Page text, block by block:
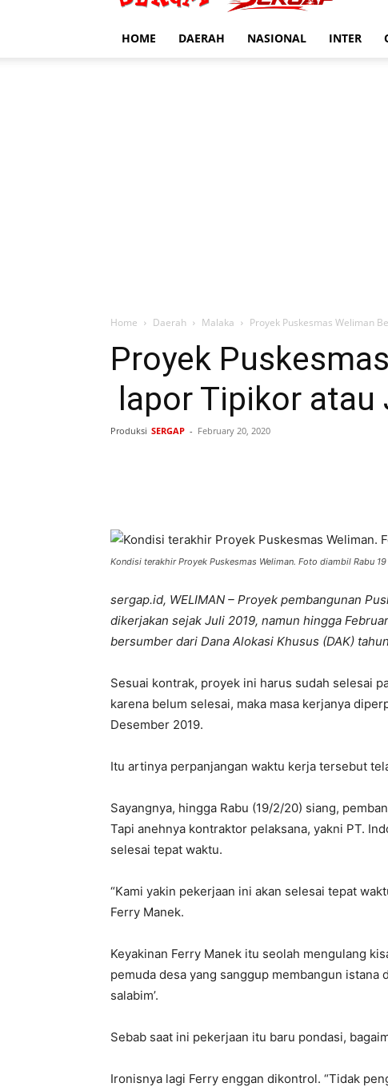
HOME DAERAH NASIONAL INTER
Home Daerah Malaka Proyek Puskesmas Weliman
Proyek
lapor Tipikor
Produksi SERGAP - February 20, 2020
Kondisi terakhir Proyek Puskesmas Weliman. Foto diambil Rabu
sergap.id, WELIMAN – Proyek pembangunan
dikerjakan sejak Juli 2019, namun hingga
bersumber dari Dana Alokasi Khusus (DAK)
Sesuai kontrak, proyek ini harus sudah selesai
karena belum selesai, maka masa kerjanya
Desember 2019.
Itu artinya perpanjangan waktu kerja tersebut
Sayangnya, hingga Rabu (19/2/20) siang,
Tapi anehnya kontraktor pelaksana, yakni PT.
selesai tepat waktu.
“Kami yakin pekerjaan ini akan selesai tepat
Ferry Manek.
Keyakinan Ferry Manek itu seolah mengulang
pemuda desa yang sanggup membangun istana
salabim’.
Sebab saat ini pekerjaan itu baru pondasi,
Ironisnya lagi Ferry enggan dikontrol. “Tidak